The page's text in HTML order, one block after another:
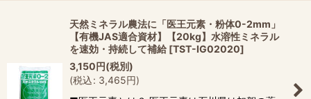
天然ミネラル農法に「医王元素・粉体0-2mm」
【有機JAS適合資材】【20kg】水溶性ミネラル
を速効・持続して補給 [TST-IG02020]
3,150円(税別)
(税込: 3,465円)